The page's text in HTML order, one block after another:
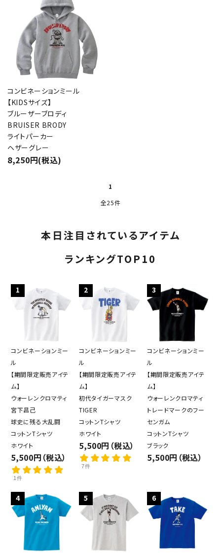
コンビネーションミール
【KIDSサイズ】
ブルーザーブロディ
BRUISER BRODY
ライトパーカー
ヘザーグレー
8,250円(税込)
1
全25件
本日注目されているアイテム
ランキングTOP10
1
コンビネーションミー
ル
【期間限定販売アイテ
ム】
ウォーレンクロマティ
宮下昌己
球史に残る大乱闘
コットンTシャツ
ホワイト
5,500円（税込）
1件
2
コンビネーションミー
ル
【期間限定販売アイテ
ム】
初代タイガーマスク
TIGER
コットンTシャツ
ホワイト
5,500円（税込）
7件
3
コンビネーションミー
ル
【期間限定販売アイテ
ム】
ウォーレンクロマティ
トレードマークのフー
センガム
コットンTシャツ
ブラック
5,500円（税込）
4 5 6